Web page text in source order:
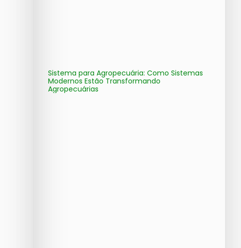
Sistema para Agropecuária: Como Sistemas
Modernos Estão Transformando
Agropecuárias